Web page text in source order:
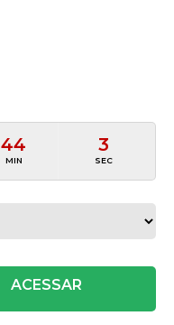
44
MIN
3
SEC
ACESSAR